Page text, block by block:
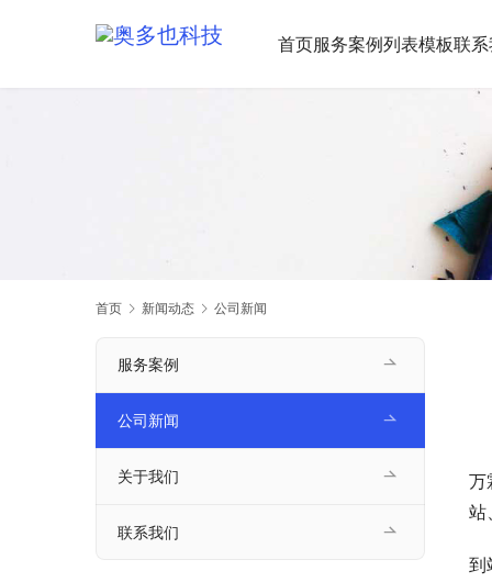
首页服务案例列表模板联
首页 新闻动态 公司新闻
万
站
到
服务案例
公司新闻
关于我们
联系我们